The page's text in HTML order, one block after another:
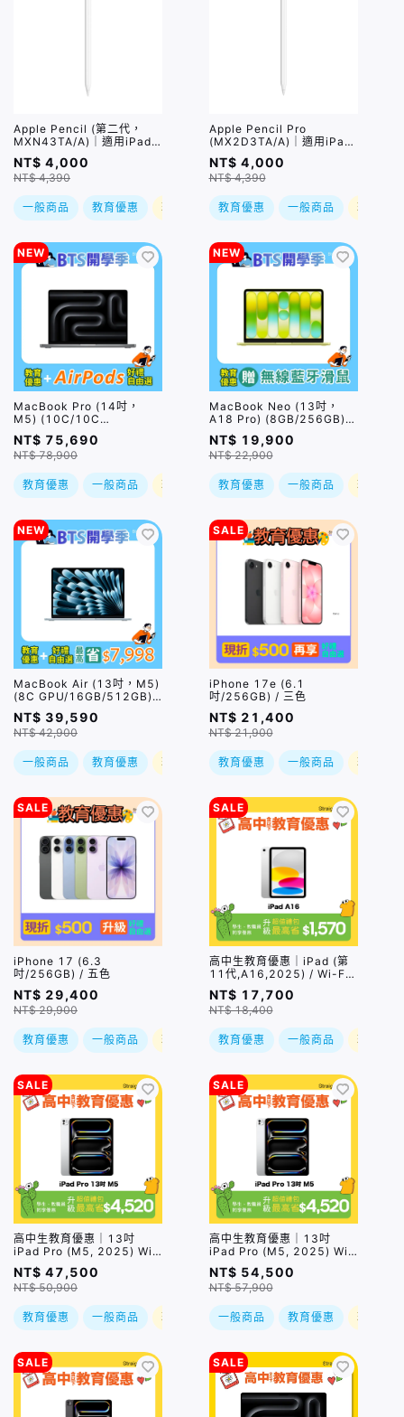
Apple Pencil (第二代，
MXN43TA/A)｜適用iPad
Pro / iPad Air 5 / iPad
mini 6
NT$ 4,000
NT$ 4,390
一般商品 教育優惠 現折
Apple Pencil Pro
(MX2D3TA/A)｜適用iPad
Air (2024) / iPad Pro
(2024)
NT$ 4,000
NT$ 4,390
教育優惠 一般商品 現折
NEW
MacBook Pro (14吋，
M5) (10C/10C
GPU/32GB/1TB) / 兩色｜
預購，到貨後依訂單順序出
貨
NT$ 75,690
NT$ 78,900
教育優惠 一般商品 現折
NEW
MacBook Neo (13吋，
A18 Pro) (8GB/256GB) /
四色｜預購，到貨後依訂單
順序出貨
NT$ 19,900
NT$ 22,900
教育優惠 一般商品 現折
NEW
MacBook Air (13吋，M5)
(8C GPU/16GB/512GB) /
四色｜預購，到貨後依訂單
順序出貨
NT$ 39,590
NT$ 42,900
一般商品 教育優惠 現折
SALE
iPhone 17e (6.1
吋/256GB) / 三色
NT$ 21,400
NT$ 21,900
教育優惠 一般商品 現折
SALE
iPhone 17 (6.3
吋/256GB) / 五色
NT$ 29,400
NT$ 29,900
教育優惠 一般商品 現折
SALE
高中生教育優惠｜iPad (第
11代,A16,2025) / Wi-Fi /
256GB / 11 吋 / 四色｜預
購，到貨後依訂單順序出貨
NT$ 17,700
NT$ 18,400
教育優惠 一般商品 現折
SALE
高中生教育優惠｜13吋
iPad Pro (M5, 2025) Wi-
Fi/256GB/ 兩色｜預購，到
貨後依訂單順序出貨
NT$ 47,500
NT$ 50,900
教育優惠 一般商品 現折
SALE
高中生教育優惠｜13吋
iPad Pro (M5, 2025) Wi-
Fi/512GB/ 兩色｜預購，到
貨後依訂單順序出貨
NT$ 54,500
NT$ 57,900
一般商品 教育優惠 現折
SALE SALE